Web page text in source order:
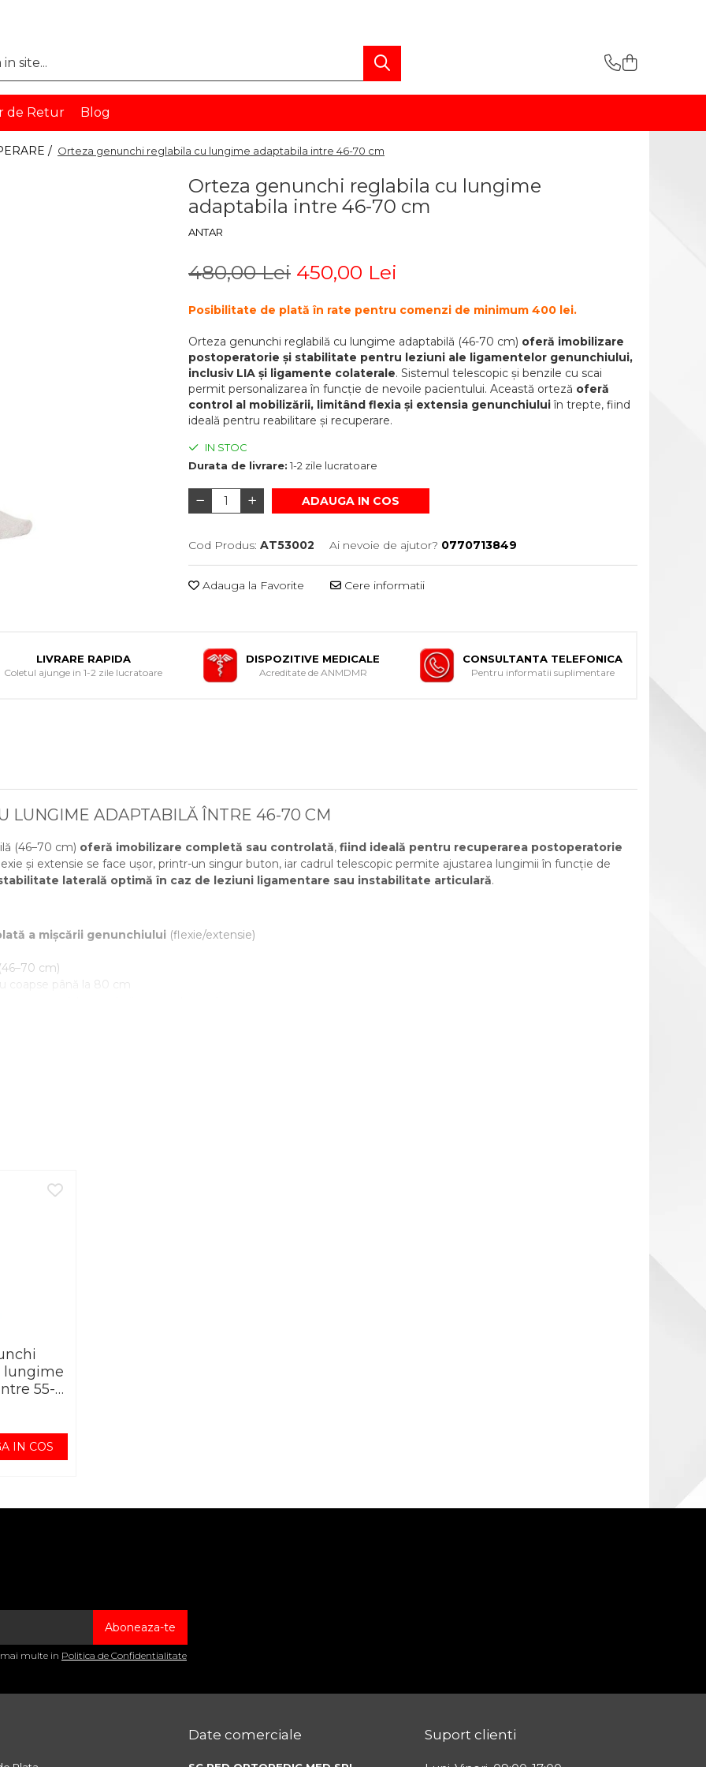
de Retur Blog
/ Orteza genunchi reglabila cu lungime adaptabila intre 46-70 cm
Orteza genunchi reglabila cu lungime
adaptabila intre 46-70 cm
ANTAR
480,00 Lei 450,00 Lei
Posibilitate de plată în rate pentru comenzi de minimum 400 lei.
Orteza genunchi reglabilă cu lungime adaptabilă (46-70 cm) oferă imobilizare
postoperatorie și stabilitate pentru leziuni ale ligamentelor genunchiului,
inclusiv LIA și ligamente colaterale. Sistemul telescopic și benzile cu scai
permit personalizarea în funcție de nevoile pacientului. Această orteză oferă
control al mobilizării, limitând flexia și extensia genunchiuluiîn trepte, fiind
ideală pentru reabilitare și recuperare.
IN STOC
Durata de livrare: 1-2 zile lucratoare
ADAUGA IN COS
Cod Produs: AT53002 Ai nevoie de ajutor? 0770713849
Adauga la Favorite Cere informatii
LIVRARE RAPIDA
Coletul ajunge in 1-2 zile lucratoare
DISPOZITIVE MEDICALE
Acreditate de ANMDMR
CONSULTANTA TELEFONICA
Pentru informatii suplimentare
LUNGIME ADAPTABILĂ ÎNTRE 46-70 CM
(46–70 cm) oferă imobilizare completă sau controlată, fiind ideală pentru recuperarea postoperatorie
și extensie se face ușor, printr-un singur buton, iar cadrul telescopic permite ajustarea lungimii în funcție de
laterală optimă în caz de leziuni ligamentare sau instabilitate articulară.
a mișcării genunchiului (flexie/extensie)
(46–70 cm)
coapse până la 80 cm
°, 120 °
lungime
55-
IN COS
multe in Politica de Confidentialitate
Date comerciale Suport clienti